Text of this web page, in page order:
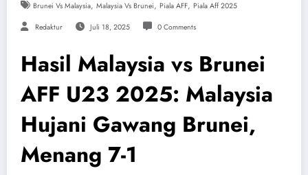
Brunei Vs Malaysia, Malaysia Vs Brunei, Piala AFF, Piala Aff 2025
Redaktur Juli 18, 2025 0 Comments
Hasil Malaysia vs Brunei
AFF U23 2025: Malaysia
Hujani Gawang Brunei,
Menang 7-1